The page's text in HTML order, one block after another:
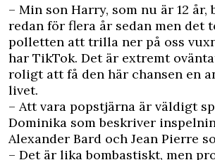
– Min son Harry, som nu är 12 år,
redan för flera år sedan men det
polletten att trilla ner på oss
har TikTok. Det är extremt
roligt att få den här chansen en
livet.
– Att vara popstjärna är väldigt
Dominika som beskriver
Alexander Bard och Jean Pierre
– Det är lika bombastiskt, men